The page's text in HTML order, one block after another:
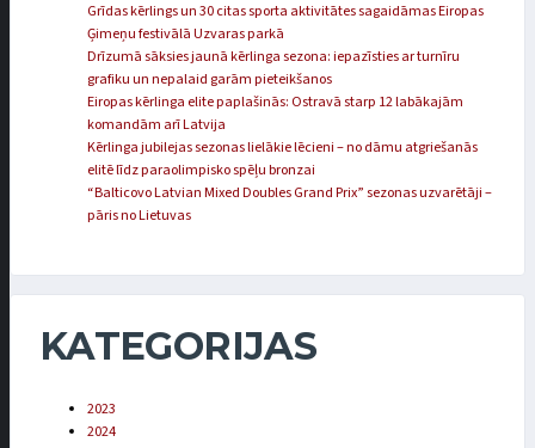
Grīdas kērlings un 30 citas sporta aktivitātes sagaidāmas Eiropas
Ģimeņu festivālā Uzvaras parkā
Drīzumā sāksies jaunā kērlinga sezona: iepazīsties ar turnīru
grafiku un nepalaid garām pieteikšanos
Eiropas kērlinga elite paplašinās: Ostravā starp 12 labākajām
komandām arī Latvija
Kērlinga jubilejas sezonas lielākie lēcieni – no dāmu atgriešanās
elitē līdz paraolimpisko spēļu bronzai
“Balticovo Latvian Mixed Doubles Grand Prix” sezonas uzvarētāji –
pāris no Lietuvas
KATEGORIJAS
2023
2024